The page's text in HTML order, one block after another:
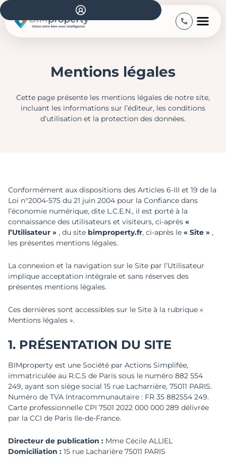
Mentions légales
Cette page présente les mentions légales de notre site,
incluant les informations sur l’éditeur, les conditions
d’utilisation et la protection des données.
Conformément aux dispositions des Articles 6-III et 19 de la
Loi n°2004-575 du 21 juin 2004 pour la Confiance dans
l’économie numérique, dite L.C.E.N., il est porté à la
connaissance des utilisateurs et visiteurs, ci-après «
l’Utilisateur » , du site bimproperty.fr, ci-après le « Site » ,
les présentes mentions légales.
La connexion et la navigation sur le Site par l’Utilisateur
implique acceptation intégrale et sans réserves des
présentes mentions légales.
Ces dernières sont accessibles sur le Site à la rubrique «
Mentions légales ».
1. PRÉSENTATION DU SITE
BIMproperty est une Société par Actions Simplifée,
immatriculée au R.C.S de Paris sous le numéro 882 554
249, ayant son siège social 15 rue Lacharrière, 75011 PARIS.
Numéro de TVA Intracommunautaire : FR 35 882554 249.
Carte professionnelle CPI 7501 2022 000 000 289 délivrée
par la CCI de Paris Ile-de-France.
Directeur de publication : Mme Cécile ALLIEL
Domiciliation : 15 rue Lacharière 75011 PARIS